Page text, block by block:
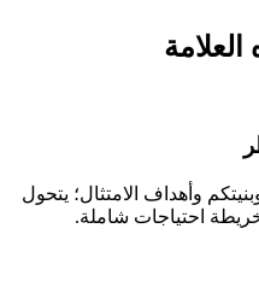
وأهداف الامتثال؛ يتحول
احتياجات شاملة.